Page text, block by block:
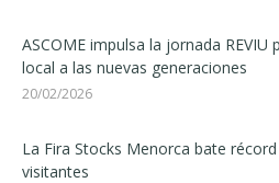
ASCOME impulsa la jornada
local a las nuevas generaciones
20/02/2026
La Fira Stocks Menorca bate
visitantes